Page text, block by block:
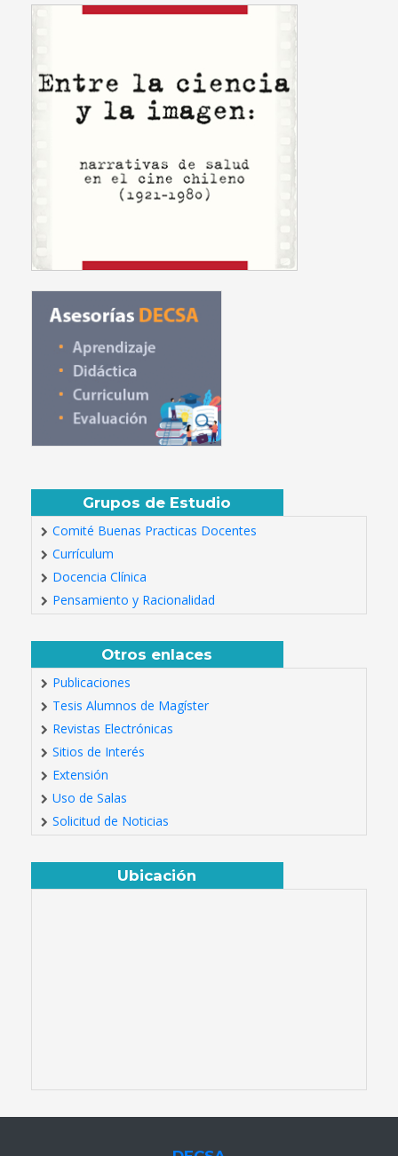
Grupos de Estudio
Comité Buenas Practicas Docentes
Currículum
Docencia Clínica
Pensamiento y Racionalidad
Otros enlaces
Publicaciones
Tesis Alumnos de Magíster
Revistas Electrónicas
Sitios de Interés
Extensión
Uso de Salas
Solicitud de Noticias
Ubicación